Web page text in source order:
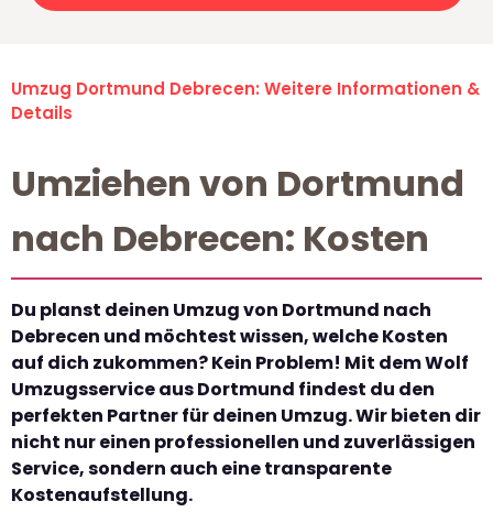
Umzug Dortmund Debrecen: Weitere Informationen &
Details
Umziehen von Dortmund
nach Debrecen: Kosten
Du planst deinen Umzug von Dortmund nach
Debrecen und möchtest wissen, welche Kosten
auf dich zukommen? Kein Problem! Mit dem Wolf
Umzugsservice aus Dortmund findest du den
perfekten Partner für deinen Umzug. Wir bieten dir
nicht nur einen professionellen und zuverlässigen
Service, sondern auch eine transparente
Kostenaufstellung.